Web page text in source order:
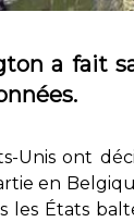
a fait
Unis ont
en
les États